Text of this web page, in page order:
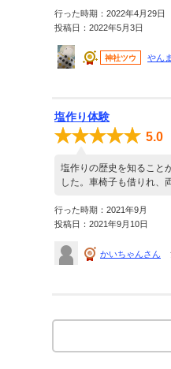
行った時期：2022年4月29日
投稿日：2022年5月3日
神社ツウ やん
塩作り体験
5.0
塩作りの歴史を知ること
した。車椅子も借りれ、
行った時期：2021年9月
投稿日：2021年9月10日
かいちゃんさん